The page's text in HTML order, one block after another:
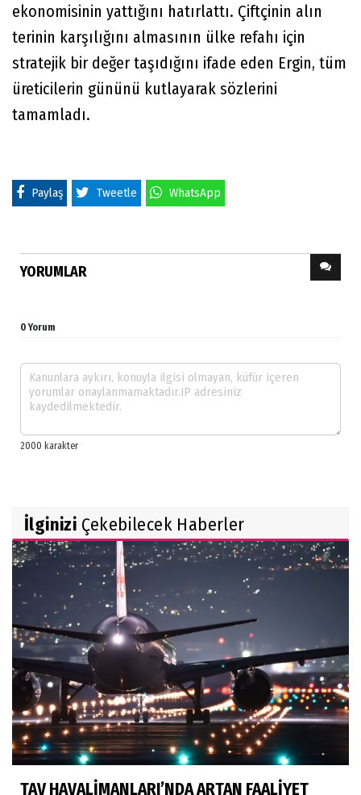
ekonomisinin yattığını hatırlattı. Çiftçinin alın
terinin karşılığını almasının ülke refahı için
stratejik bir değer taşıdığını ifade eden Ergin, tüm
üreticilerin gününü kutlayarak sözlerini
tamamladı.
Paylaş Tweetle WhatsApp
YORUMLAR
0 Yorum
İlginizi Çekebilecek Haberler
TAV HAVALİMANLARI’NDA ARTAN FAALİYET